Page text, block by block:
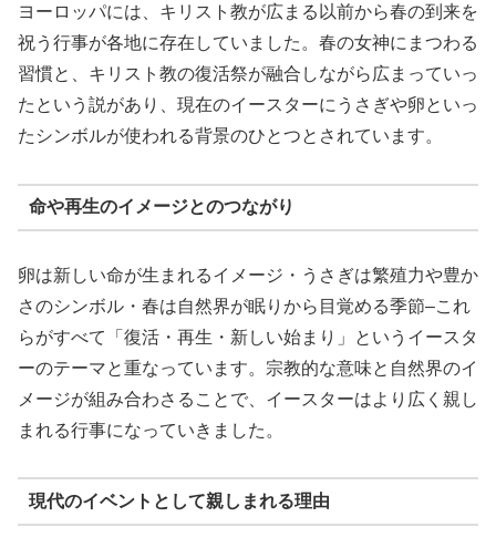
ヨーロッパには、キリスト教が広まる以前から春の到来を
祝う行事が各地に存在していました。春の女神にまつわる
習慣と、キリスト教の復活祭が融合しながら広まっていっ
たという説があり、現在のイースターにうさぎや卵といっ
たシンボルが使われる背景のひとつとされています。
命や再生のイメージとのつながり
卵は新しい命が生まれるイメージ・うさぎは繁殖力や豊か
さのシンボル・春は自然界が眠りから目覚める季節–これ
らがすべて「復活・再生・新しい始まり」というイースタ
ーのテーマと重なっています。宗教的な意味と自然界のイ
メージが組み合わさることで、イースターはより広く親し
まれる行事になっていきました。
現代のイベントとして親しまれる理由